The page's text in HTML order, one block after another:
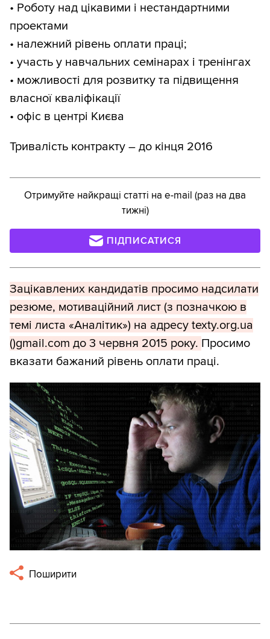
• Роботу над цікавими і нестандартними
проектами
• належний рівень оплати праці;
• участь у навчальних семінарах і тренінгах
• можливості для розвитку та підвищення
власної кваліфікації
• офіс в центрі Києва
Тривалість контракту – до кінця 2016
Отримуйте найкращі статті на e-mail (раз на два
тижні)
ПІДПИСАТИСЯ
Зацікавлених кандидатів просимо надсилати
резюме, мотиваційний лист (з позначкою в
темі листа «Аналітик») на адресу texty.org.ua
()gmail.com до 3 червня 2015 року. Просимо
вказати бажаний рівень оплати праці.
Поширити